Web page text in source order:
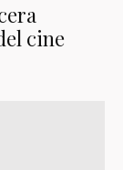
cine